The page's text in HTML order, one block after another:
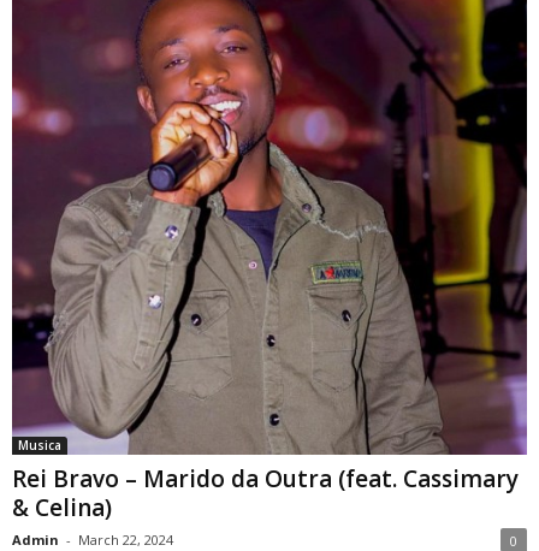
Musica
Rei Bravo – Marido da Outra (feat. Cassimary
& Celina)
Admin - March 22, 2024 0